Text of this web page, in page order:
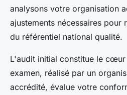
analysons votre organisation
ajustements nécessaires pour
du référentiel national qualité.
L'audit initial constitue le
examen, réalisé par un
accrédité, évalue votre